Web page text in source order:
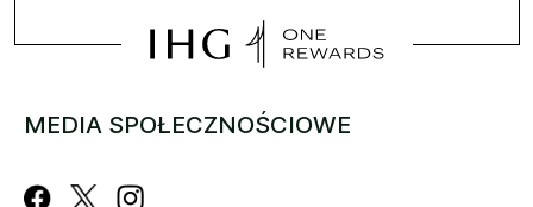
MEDIA SPOŁECZNOŚCIOWE